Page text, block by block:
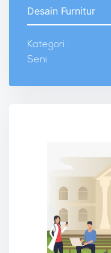
Desain Furnitur
Kategori :
Seni